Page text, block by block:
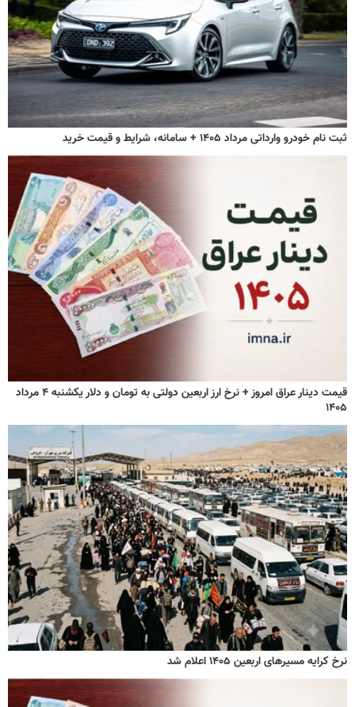
ثبت نام خودرو وارداتی مرداد ۱۴۰۵ + سامانه، شرایط و قیمت خرید
قیمت دینار عراق امروز + نرخ ارز اربعین دولتی به تومان و دلار یکشنبه ۴ مرداد
۱۴۰۵
نرخ کرایه مسیرهای اربعین ۱۴۰۵ اعلام شد